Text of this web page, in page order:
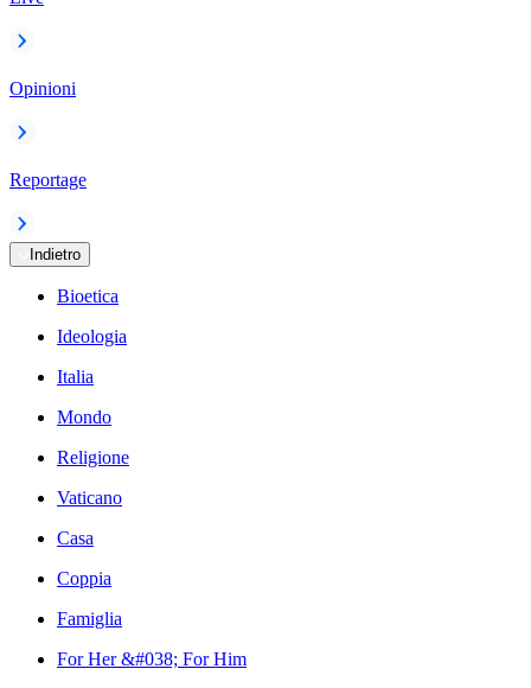
Opinioni
Reportage
Indietro
Bioetica
Ideologia
Italia
Mondo
Religione
Vaticano
Casa
Coppia
Famiglia
For Her &#038; For Him